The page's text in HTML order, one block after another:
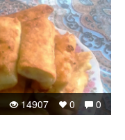
0
0
14907